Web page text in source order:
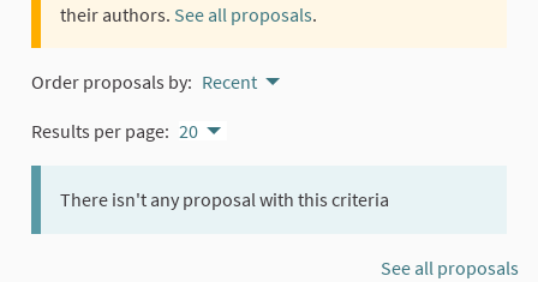
their authors. See all proposals.
Order proposals by: Recent
Results per page: 20
There isn't any proposal with this criteria
See all proposals